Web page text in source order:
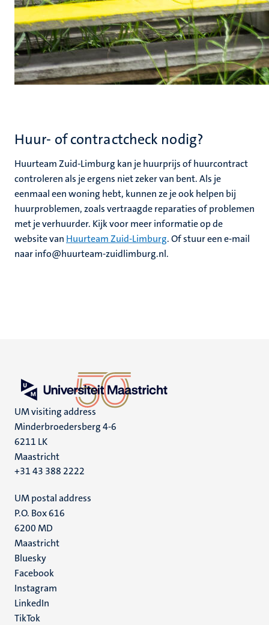
Huur- of contractcheck nodig?
Huurteam Zuid-Limburg kan je huurprijs of huurcontract
controleren als je ergens niet zeker van bent. Als je
eenmaal een woning hebt, kunnen ze je ook helpen bij
huurproblemen, zoals vertraagde reparaties of problemen
met je verhuurder. Kijk voor meer informatie op de
website van Huurteam Zuid-Limburg. Of stuur een e-mail
naar info@huurteam-zuidlimburg.nl.
UM visiting address
Minderbroedersberg 4-6
6211 LK
Maastricht
+31 43 388 2222
UM postal address
P.O. Box 616
6200 MD
Maastricht
Social
media
Bluesky
Facebook
Instagram
LinkedIn
TikTok